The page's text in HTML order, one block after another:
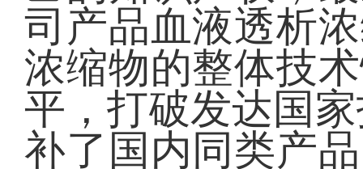
司产品血液透析
浓缩物的整体技
平，打破发达国
补了国内同类产